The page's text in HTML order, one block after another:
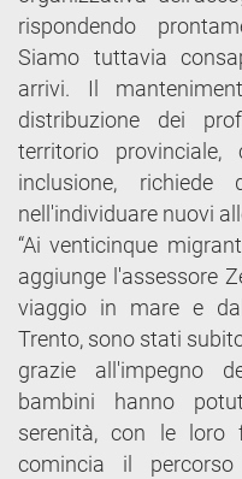
rispondendo
Siamo tuttavia
arrivi. Il
distribuzione dei
territorio
inclusione,
nell'individuare nuovi
“Ai venticinque
aggiunge l'assessore
viaggio in mare e
Trento, sono stati
grazie all'impegno
bambini hanno
serenità, con le loro
comincia il